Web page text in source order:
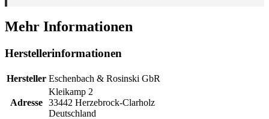
Mehr Informationen
Herstellerinformationen
Hersteller Eschenbach & Rosinski GbR
Adresse
Kleikamp 2
33442 Herzebrock-Clarholz
Deutschland